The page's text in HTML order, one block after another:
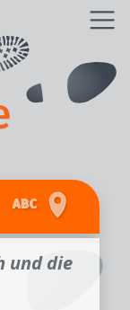
und die